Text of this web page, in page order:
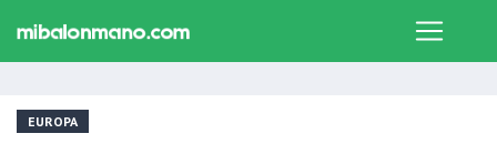
EUROPA